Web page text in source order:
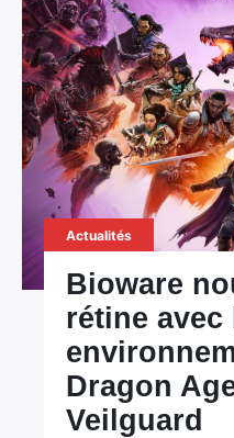
Actualités
Bioware
rétine avec
Dragon
Veilguard